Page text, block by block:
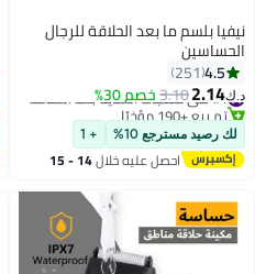
نيفيا بلسم ما بعد الحلاقة للرجال
الحساسين
4.5
251
د.ك‏2.14
3.10خصم 30% #1 في منتجات العناية بعد الحلاقة
تم بيع +190 مؤخرًا
#1 في منتجات العناية بعد الحلاقة
لك رصيد مسترجع 10% + 1
احصل عليه خلال 14 - 15